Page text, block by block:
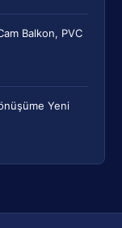
Balkon, PVC
Yeni